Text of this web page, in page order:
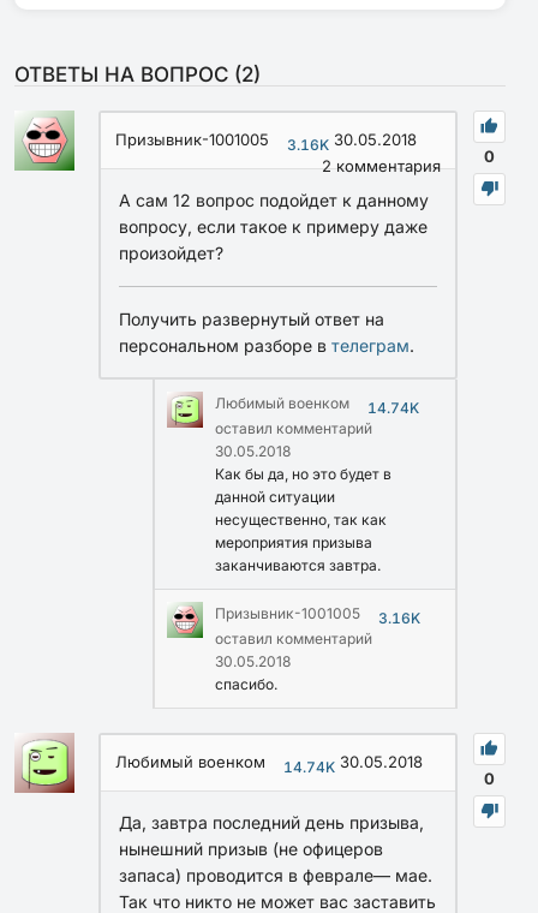
ОТВЕТЫ НА ВОПРОС (2)
0
Призывник-1001005 3.16K 30.05.2018
2комментария
А сам 12 вопрос подойдет к данному
вопросу, если такое к примеру даже
произойдет?
Получить развернутый ответ на
персональном разборе в телеграм.
Любимый военком
14.74K
оставил комментарий
30.05.2018
Как бы да, но это будет в
данной ситуации
несущественно, так как
мероприятия призыва
заканчиваются завтра.
Призывник-1001005
3.16K
оставил комментарий
30.05.2018
спасибо.
0
Любимый военком 14.74K 30.05.2018
Да, завтра последний день призыва,
нынешний призыв (не офицеров
запаса) проводится в феврале— мае.
Так что никто не может вас заставить